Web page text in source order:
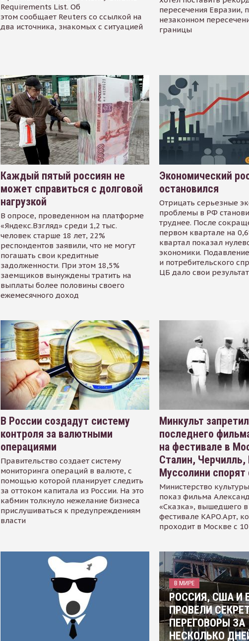
Requirements List. Об
этом сообщает Reuters со ссылкой на
два источника, знакомых с ситуацией
пересечения Евразии,
незаконном
границы
Каждый пятый россиян не
может справиться с долговой
нагрузкой
В опросе, проведенном на платформе
«Яндекс.Взгляд» среди 1,2 тыс.
человек старше 18 лет, 22%
респондентов заявили, что не могут
погашать свои кредитные
задолженности. При этом 18,5%
заемщиков вынуждены тратить на
выплаты более половины своего
ежемесячного доход
Экономический
остановился
Отрицать серьезные
проблемы в РФ
труднее. После
первом квартале на
квартал показал
экономики.
и потребительского
ЦБ дало свои
В России создадут систему
контроля за валютными
операциями
Правительство создает систему
мониторинга операций в валюте, с
помощью которой планирует следить
за оттоком капитала из России. На это
кабмин толкнуло нежелание бизнеса
прислушиваться к предупреждениям
власти
Минкульт
последнего
на фестивале в
Сталин, Черчилль,
Муссолини
Министерство
показ фильма
«Сказка», вышедшего в
фестивале КАРО.Арт,
проходит в Москве с
В МИРЕ
РОССИЯ, США И
ПРОВЕЛИ
ПЕРЕГОВОРЫ ЗА
НЕСКОЛЬКО